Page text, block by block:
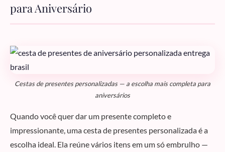
para Aniversário
Cestas de presentes personalizadas — a escolha mais completa para
aniversários
Quando você quer dar um presente completo e
impressionante, uma cesta de presentes personalizada é a
escolha ideal. Ela reúne vários itens em um só embrulho —